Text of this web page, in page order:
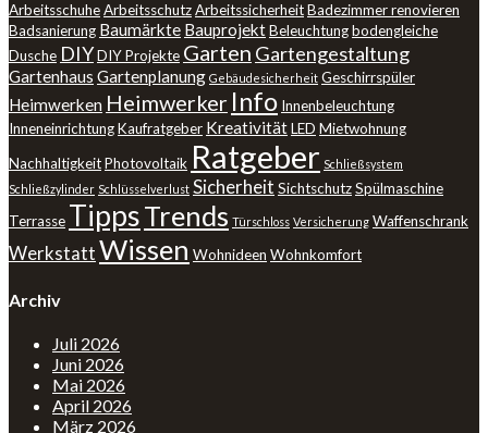
ArbeitsschuheArbeitsschutzArbeitssicherheitBadezimmer renovieren
Badsanierung Baumärkte BauprojektBeleuchtungbodengleiche
Dusche DIYDIY Projekte Garten Gartengestaltung
Gartenhaus Gartenplanung Gebäudesicherheit Geschirrspüler
Heimwerken Heimwerker Info Innenbeleuchtung
InneneinrichtungKaufratgeber KreativitätLED Mietwohnung
NachhaltigkeitPhotovoltaik Ratgeber Schließsystem
Schließzylinder Schlüsselverlust Sicherheit SichtschutzSpülmaschine
Terrasse TippsTrends Türschloss Versicherung Waffenschrank
WerkstattWissen Wohnideen Wohnkomfort
Archiv
Juli 2026
Juni 2026
Mai 2026
April 2026
März 2026